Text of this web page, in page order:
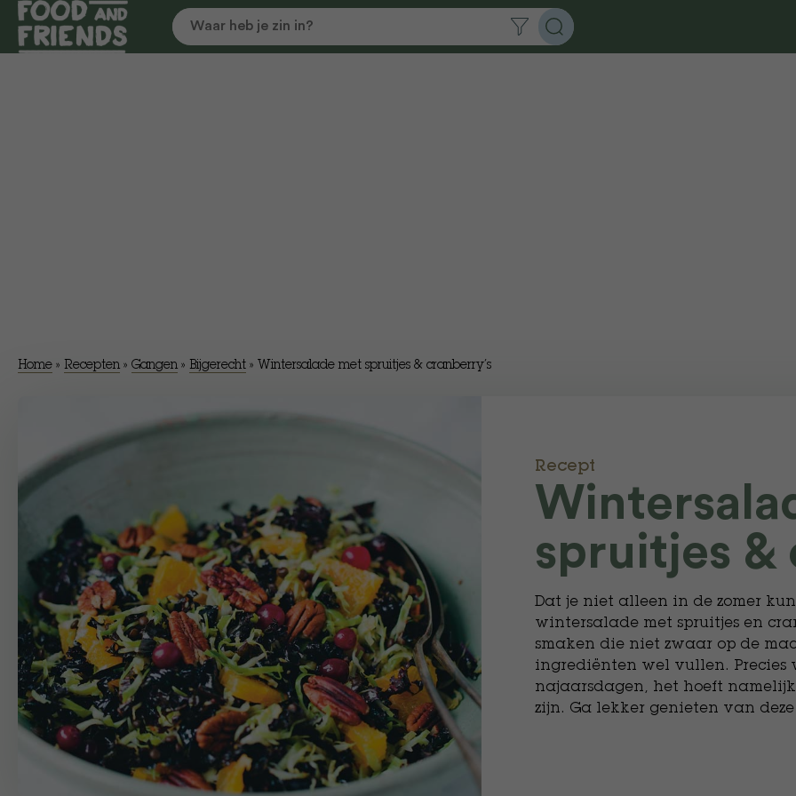
Home » Recepten » Gangen » Bijgerecht » Wintersalade met spruitjes & cranberry’s
Recept
spruitjes &
Dat je niet alleen in de zomer
wintersalade met spruitjes en
smaken die niet zwaar op de
ingrediënten wel vullen. Precies
najaarsdagen, het hoeft
zijn. Ga lekker genieten van